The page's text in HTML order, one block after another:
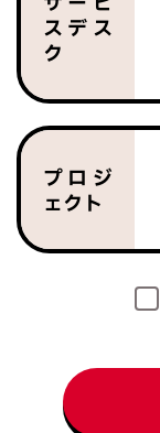
スデス
ク
プロジ
ェクト